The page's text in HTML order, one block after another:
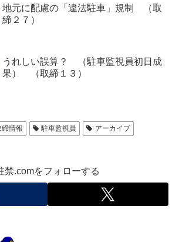
地元に配慮の「違法駐車」規制 （取
締２７）
うれしい誤算？ （駐車監視員初日成
果） （取締１３）
締情報 駐車監視員
アーカイブ
禁.comをフォローする